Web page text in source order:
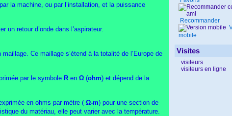
la machine, ou par l’installation, et la puissance
un retour d’onde dans l’aspirateur.
Ce maillage s’étend à la totalité de l’Europe de
par le symbole R en Ω (ohm) et dépend de la
en ohms par mètre ( Ω-m) pour une section de
du matériau, elle peut varier avec la température.
Recommander
mobile
Visites
visiteurs
visiteurs en ligne